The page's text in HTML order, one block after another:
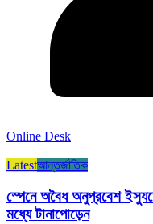
Online Desk
Latestআন্তর্জাতিক
স্পেনে অবৈধ অনুপ্রবেশ
মধ্যে টানাপোড়েন